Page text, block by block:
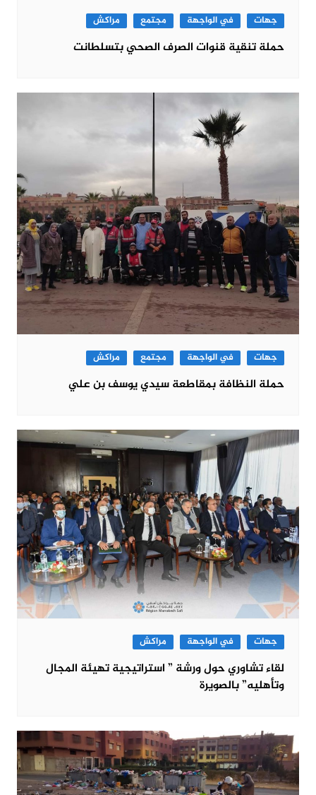
جهات في الواجهة مجتمع مراكش
حملة تنقية قنوات الصرف الصحي بتسلطانت
جهات في الواجهة مجتمع مراكش
حملة النظافة بمقاطعة سيدي يوسف بن علي
جهات في الواجهة مراكش
لقاء تشاوري حول ورشة ” استراتيجية تهيئة المجال
وتأهليه” بالصويرة